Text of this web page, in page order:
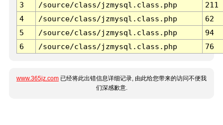
3 /source/class/jzmysql.class.php
211
4
/source/class/jzmysql.class.php
62
5
/source/class/jzmysql.class.php
94
6
/source/class/jzmysql.class.php 76
www.365jz.com 已经将此出错信息详细记录, 由此给您带来的访问不便我
们深感歉意.